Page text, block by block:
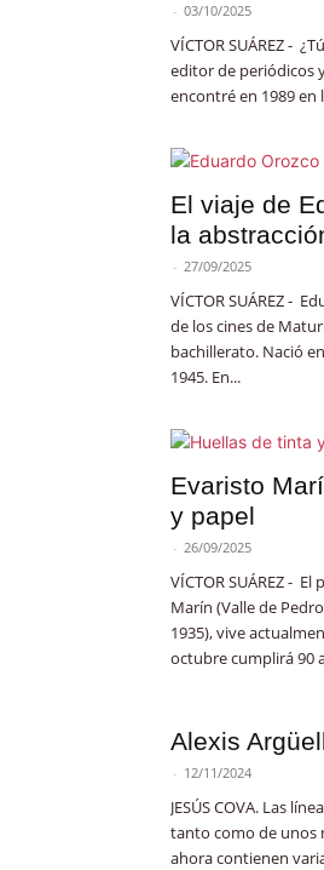
- 03/10/2025
VÍCTOR SUÁREZ -
editor de periódicos
encontré en 1989 en
El viaje de
la
- 27/09/2025
VÍCTOR SUÁREZ -
de los cines de
bachillerato. Nació
1945. En...
Evaristo
y papel
- 26/09/2025
VÍCTOR SUÁREZ -
Marín (Valle de
1935), vive
octubre cumplirá 90
Alexis
- 12/11/2024
JESÚS COVA. Las
tanto como de unos
ahora contienen